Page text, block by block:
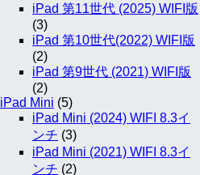
iPad 第11世代 (2025) WIFI版
(3)
iPad 第10世代(2022) WIFI版
(2)
iPad 第9世代 (2021) WIFI版
(2)
iPad Mini (5)
iPad Mini (2024) WIFI 8.3イ
ンチ (3)
iPad Mini (2021) WIFI 8.3イ
ンチ (2)